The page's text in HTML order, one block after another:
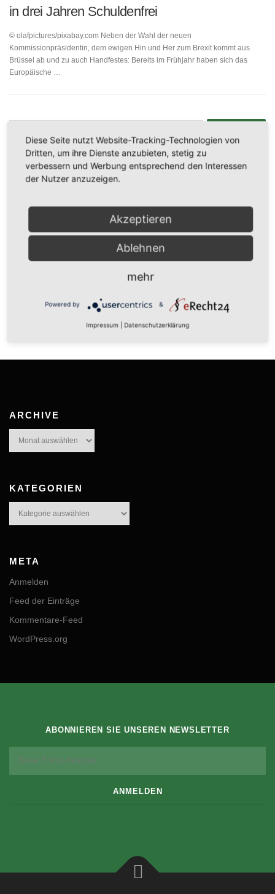
in drei Jahren Schuldenfrei
© olafpictures/pixabay.com Neben der Wahl der neuen
Kommissionpräsidentin, dem ewigen Hin und Her zum Brexit kommt aus
Brüssel ab und zu auch Handfestes: Bereits im Frühjahr haben sich das
Europäische …
nach:
NEUESTE BEITRÄGE
Das (eingeschränkte) Recht, Recht zu bekommen
Keine Entschädigung für Landung an nahegelegenen alternativen
Aktuelle Corona-Änderungen im Arbeitsrecht – Notbremse,
Home-Office-Pflicht & Co.
ARCHIVE
KATEGORIEN
META
Anmelden
Feed der Einträge
Kommentare-Feed
WordPress.org
ABONNIEREN SIE UNSEREN NEWSLETTER
Diese Seite nutzt Website-Tracking-Technologien von
Dritten, um ihre Dienste anzubieten, stetig zu
verbessern und Werbung entsprechend den Interessen
der Nutzer anzuzeigen.
Akzeptieren
Ablehnen
mehr
Powered by &
Impressum Datenschutzerklärung